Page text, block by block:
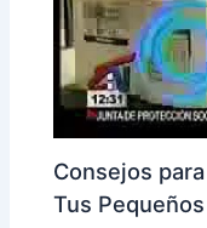
Consejos
Tus